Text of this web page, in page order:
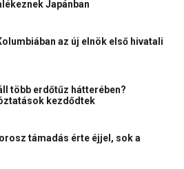
Japánban
az új elnök első hivatali
több erdőtűz hátterében?
kezdődtek
támadás érte éjjel, sok a